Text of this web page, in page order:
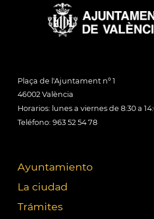
Plaça de l'Ajuntament nº 1
46002 València
Horarios: lunes a viernes de 8:30 a
Teléfono: 963 52 54 78
Ayuntamiento
La ciudad
Trámites